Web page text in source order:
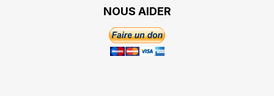
NOUS AIDER